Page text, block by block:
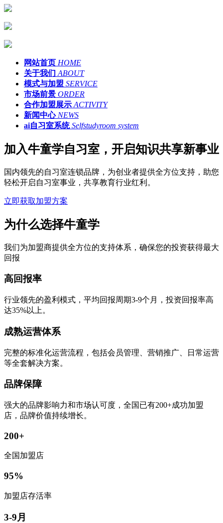
网站首页 HOME
关于我们 ABOUT
模式与加盟 SERVICE
市场前景 ORDER
合作加盟展示 ACTIVITY
新闻中心 NEWS
ai自习室系统 Selfstudyroom system
加入牛童学自习室，开启知识共享新事业
国内领先的自习室连锁品牌，为创业者提供全方位支持，助您
轻松开启自习室事业，共享教育行业红利。
立即获取加盟方案
为什么选择牛童学
我们为加盟商提供全方位的支持体系，确保您的投资获得最大
回报
高回报率
行业领先的盈利模式，平均回报周期3-9个月，投资回报率高
达35%以上。
成熟运营体系
完整的标准化运营流程，包括会员管理、营销推广、日常运营
等全套解决方案。
品牌保障
强大的品牌影响力和市场认可度，全国已有200+成功加盟
店，品牌价值持续增长。
200+
全国加盟店
95%
加盟店存活率
3-9月